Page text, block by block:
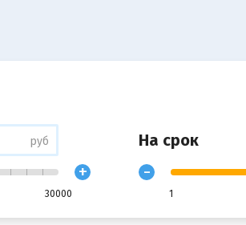
руб
30000
+
На срок
-
1